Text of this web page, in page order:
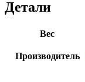
Детали
Вес
Производитель